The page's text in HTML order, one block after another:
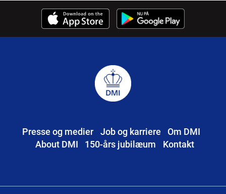
Presse og medier Job og karriere
Om DMI
About DMI
150-års jubilæum Kontakt